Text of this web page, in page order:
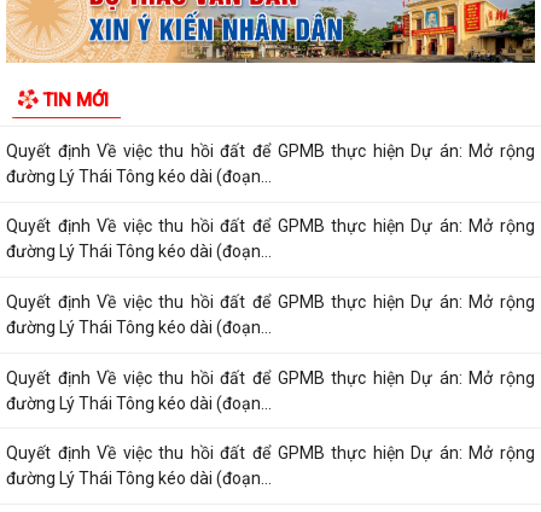
TIN MỚI
đường Lý Thái Tông kéo dài (đoạn...
đường Lý Thái Tông kéo dài (đoạn...
Quyết định Về việc thu hồi đất để GPMB thực hiện Dự án: Mở rộng
đường Lý Thái Tông kéo dài (đoạn...
Quyết định Về việc thu hồi đất để GPMB thực hiện Dự án: Mở rộng
đường Lý Thái Tông kéo dài (đoạn...
Quyết định Về việc thu hồi đất để GPMB thực hiện Dự án: Mở rộng
đường Lý Thái Tông kéo dài (đoạn...
Quyết định Về việc thu hồi đất để GPMB thực hiện Dự án: Mở rộng
đường Lý Thái Tông kéo dài (đoạn...
Quyết định Về việc thu hồi đất để GPMB thực hiện Dự án: Mở rộng
đường Lý Thái Tông kéo dài (đoạn...